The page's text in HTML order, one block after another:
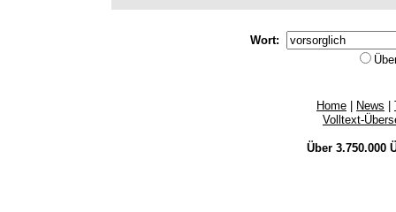
Wort:
Home News
Volltext-
Über 3.750.000